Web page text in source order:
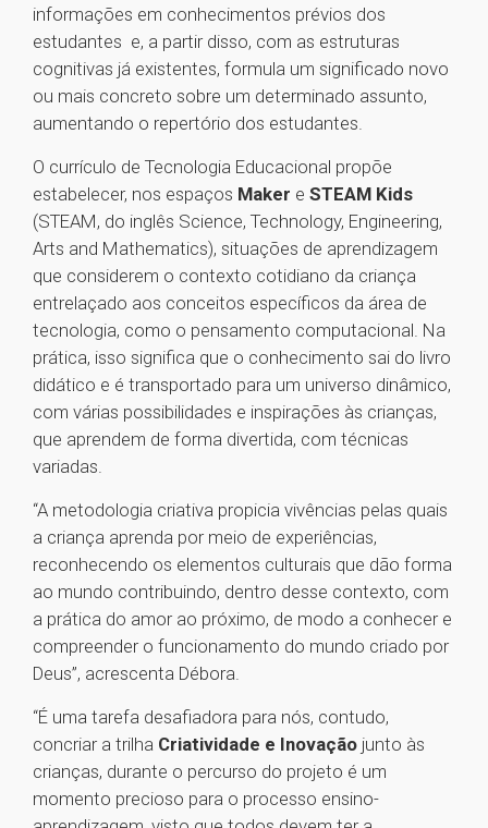
informações em conhecimentos prévios dos
estudantes e, a partir disso, com as estruturas
cognitivas já existentes, formula um significado novo
ou mais concreto sobre um determinado assunto,
aumentando o repertório dos estudantes.
O currículo de Tecnologia Educacional propõe
estabelecer, nos espaços Maker e STEAM Kids
(STEAM, do inglês Science, Technology, Engineering,
Arts and Mathematics), situações de aprendizagem
que considerem o contexto cotidiano da criança
entrelaçado aos conceitos específicos da área de
tecnologia, como o pensamento computacional. Na
prática, isso significa que o conhecimento sai do livro
didático e é transportado para um universo dinâmico,
com várias possibilidades e inspirações às crianças,
que aprendem de forma divertida, com técnicas
variadas.
“A metodologia criativa propicia vivências pelas quais
a criança aprenda por meio de experiências,
reconhecendo os elementos culturais que dão forma
ao mundo contribuindo, dentro desse contexto, com
a prática do amor ao próximo, de modo a conhecer e
compreender o funcionamento do mundo criado por
Deus”, acrescenta Débora.
“É uma tarefa desafiadora para nós, contudo,
concriar a trilha Criatividade e Inovação junto às
crianças, durante o percurso do projeto é um
momento precioso para o processo ensino-